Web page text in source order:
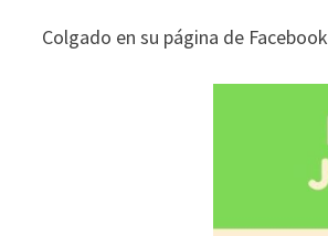
Colgado en su página de Facebook